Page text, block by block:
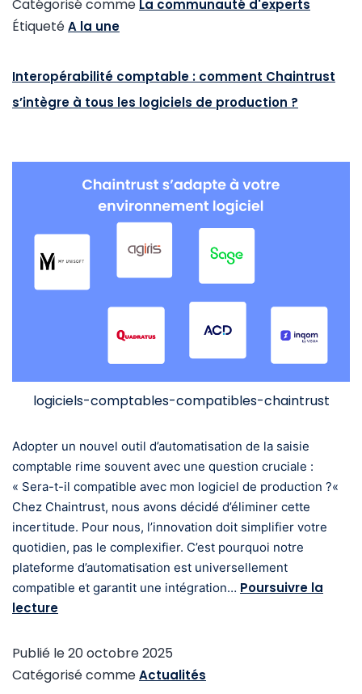
Catégorisé comme La communauté d'experts
ÉtiquetéA la une
Interopérabilité comptable : comment Chaintrust
s’intègre à tous les logiciels de production ?
logiciels-comptables-compatibles-chaintrust
Adopter un nouvel outil d’automatisation de la saisie
comptable rime souvent avec une question cruciale :
« Sera-t-il compatible avec mon logiciel de production ?«
Chez Chaintrust, nous avons décidé d’éliminer cette
incertitude. Pour nous, l’innovation doit simplifier votre
quotidien, pas le complexifier. C’est pourquoi notre
plateforme d’automatisation est universellement
compatible et garantit une intégration… Poursuivre la
lecture
Publié le20 octobre 2025
Catégorisé commeActualités